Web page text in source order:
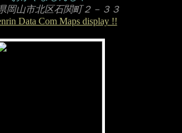
岡山市北区石関町２－３３